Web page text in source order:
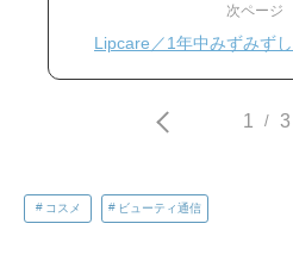
次ページ
Lipcare／1年中みずみず
1 / 3
コスメ ビューティ通信